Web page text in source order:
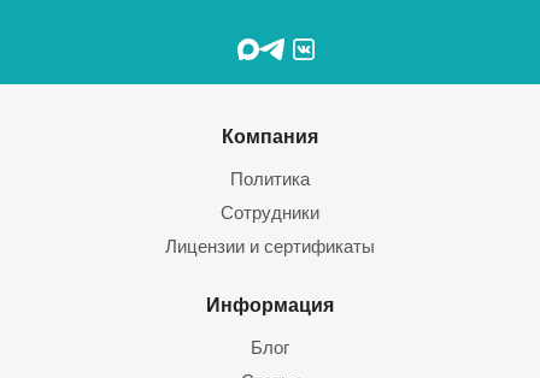
Компания
Политика
Сотрудники
Лицензии и сертификаты
Информация
Блог